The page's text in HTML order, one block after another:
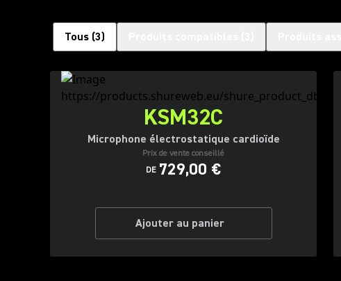
Tous (3)
KSM32C
Microphone électrostatique cardioïde
Prix de vente conseillé
DE 729,00 €
Ajouter au panier